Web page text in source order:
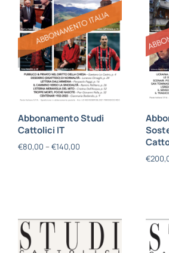
Abbonamento Studi
Cattolici IT
€80,00 – €140,00
€